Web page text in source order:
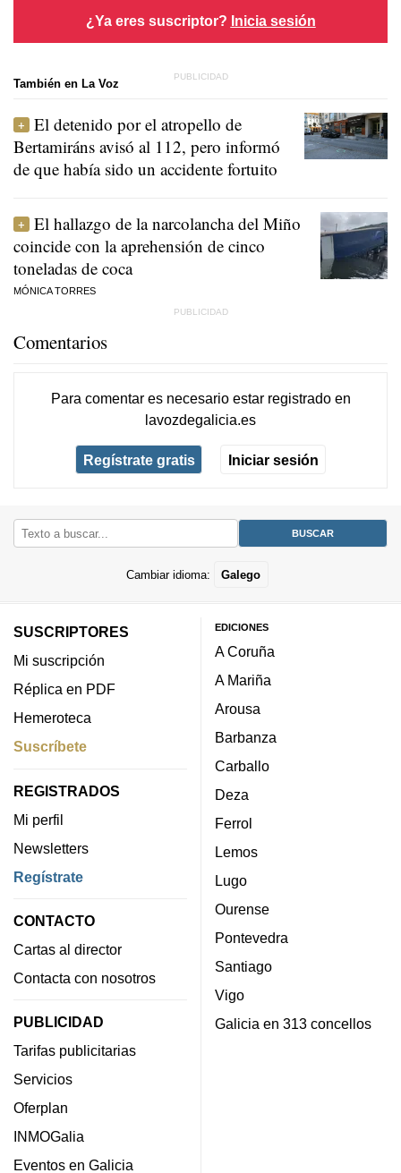
¿Ya eres suscriptor? Inicia sesión
También en La Voz
El detenido por el atropello de
Bertamiráns avisó al 112, pero informó
de que había sido un accidente fortuito
El hallazgo de la narcolancha del Miño
coincide con la aprehensión de cinco
toneladas de coca
MÓNICA TORRES
Comentarios
Para comentar es necesario estar registradoen
lavozdegalicia.es
Regístrate gratis Iniciar sesión
Cambiar idioma: Galego
SUSCRIPTORES
Mi suscripción
Réplica en PDF
Hemeroteca
Suscríbete
REGISTRADOS
Mi perfil
Newsletters
Regístrate
CONTACTO
Cartas al director
Contacta con nosotros
PUBLICIDAD
Tarifas publicitarias
Servicios
Oferplan
INMOGalia
Eventos en Galicia
EDICIONES
A Coruña
A Mariña
Arousa
Barbanza
Carballo
Deza
Ferrol
Lemos
Lugo
Ourense
Pontevedra
Santiago
Vigo
Galicia en 313 concellos